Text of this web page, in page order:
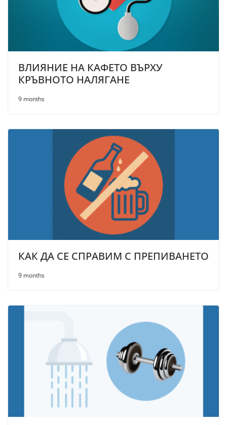
ВЛИЯНИЕ НА КАФЕТО ВЪРХУ
КРЪВНОТО НАЛЯГАНЕ
9 months
КАК ДА СЕ СПРАВИМ С ПРЕПИВАНЕТО
9 months